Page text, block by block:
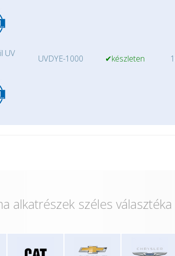
UV
UVDYE-1000 ✔készleten
alkatrészek széles választéka